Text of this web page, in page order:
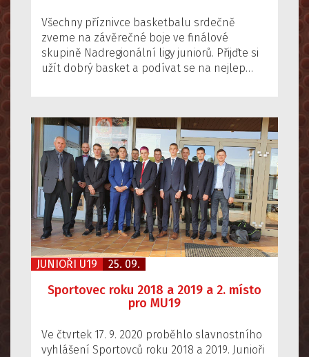
Všechny příznivce basketbalu srdečně
zveme na závěrečné boje ve finálové
skupině Nadregionální ligy juniorů. Přijďte si
užít dobrý basket a podívat se na nejlep…
JUNIOŘI U19 25. 09.
Sportovec roku 2018 a 2019 a 2. místo
pro MU19
Ve čtvrtek 17. 9. 2020 proběhlo slavnostního
vyhlášení Sportovců roku 2018 a 2019. Junioři